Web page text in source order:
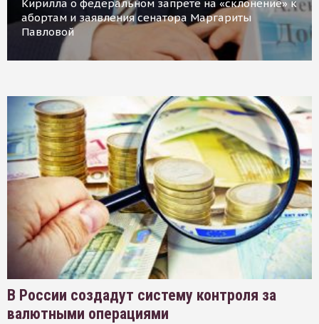
Кирилла о федеральном запрете на «склонение» к
абортам и заявления сенатора Маргариты
Павловой
В России создадут систему контроля за
валютными операциями